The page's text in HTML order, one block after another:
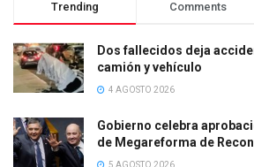
Trending Comments
Dos fallecidos deja
camión y vehículo
4 AGOSTO 2026
Gobierno celebra
de Megareforma de
5 AGOSTO 2026